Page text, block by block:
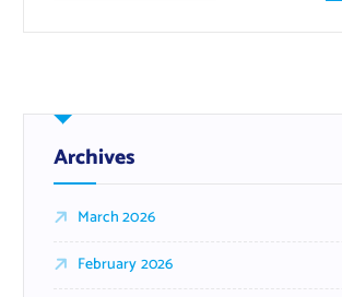
Archives
March 2026
February 2026